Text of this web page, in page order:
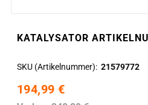
KATALYSATOR
SKU (Artikelnummer) 21579772
194,99 €